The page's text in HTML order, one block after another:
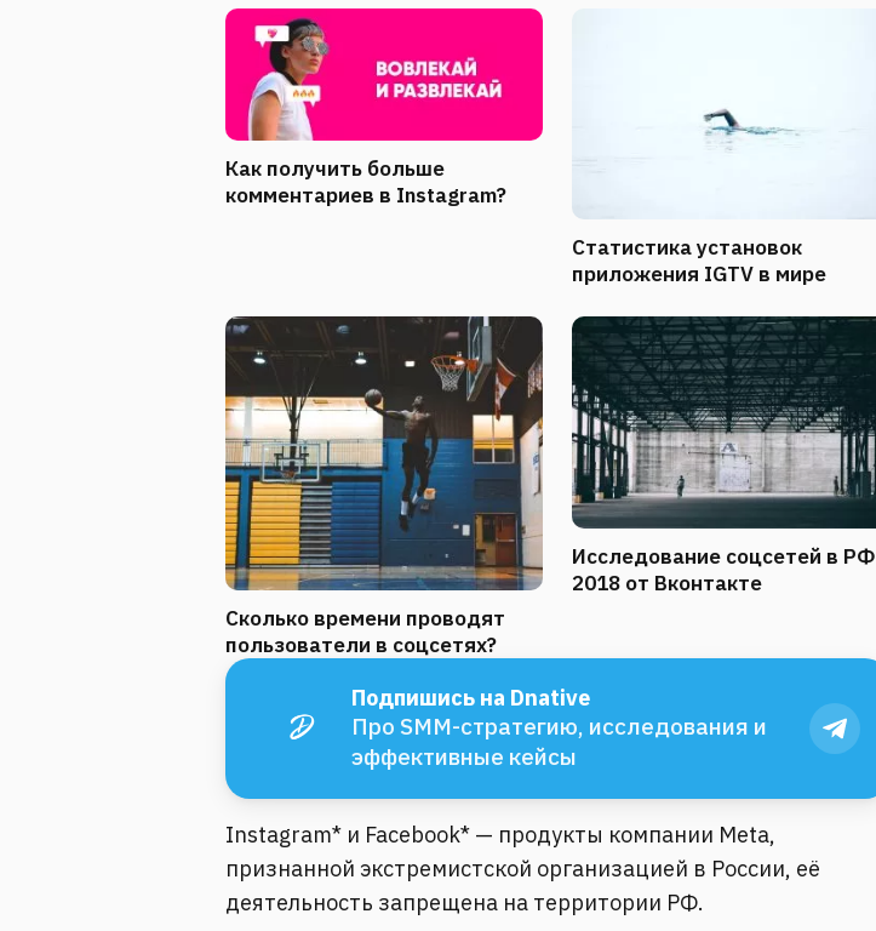
Как получить больше
комментариев в Instagram?
Статистика установок
приложения IGTV в мире
Сколько времени проводят
пользователи в соцсетях?
Исследование соцсетей в РФ
2018 от Вконтакте
Подпишись на Dnative
Про SMM-стратегию, исследования и
эффективные кейсы
Instagram* и Facebook* — продукты компании Meta,
признанной экстремистской организацией в России, её
деятельность запрещена на территории РФ.